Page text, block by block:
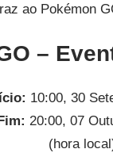
ao Pokémon
–
10:00, 30
20:00, 07
(hora